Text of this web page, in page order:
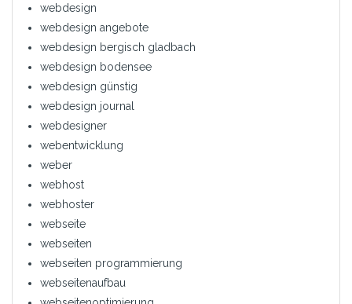
webdesign
webdesign angebote
webdesign bergisch gladbach
webdesign bodensee
webdesign günstig
webdesign journal
webdesigner
webentwicklung
weber
webhost
webhoster
webseite
webseiten
webseiten programmierung
webseitenaufbau